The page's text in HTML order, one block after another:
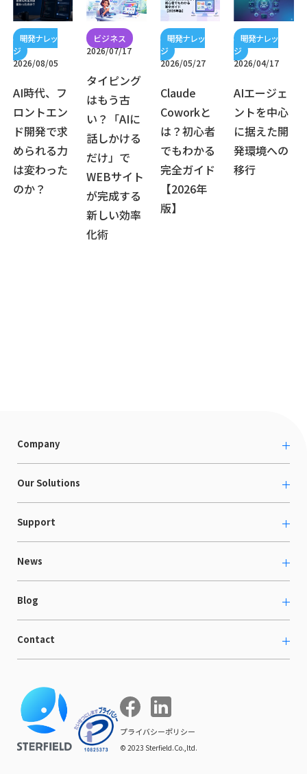
2026/08/05
AI時代、フ
ロントエン
ド開発で求
められる力
は変わった
のか？
2026/07/17
タイピング
はもう古
い？「AIに
話しかける
だけ」で
WEBサイト
が完成する
新しい効率
化術
2026/05/27
Claude
Coworkと
は？初心者
でもわかる
完全ガイド
【2026年
版】
2026/04/17
AIエージェ
ントを中心
に据えた開
発環境への
移行
Company
About us
カルチャー
採用情報
Our Solutions
越境ECコンサルティング
Shopee支援
LaunchCart
海外向けホームページ制作
COMPE NAVI
Support
お役立ち資料
セミナー情報
News
プレスリリース
イベント
ニュース
Blog
ECブログ
開発ブログ
イベントレポート
Contact
プライバシーポリシー
© 2023 Sterfield.Co.,ltd.